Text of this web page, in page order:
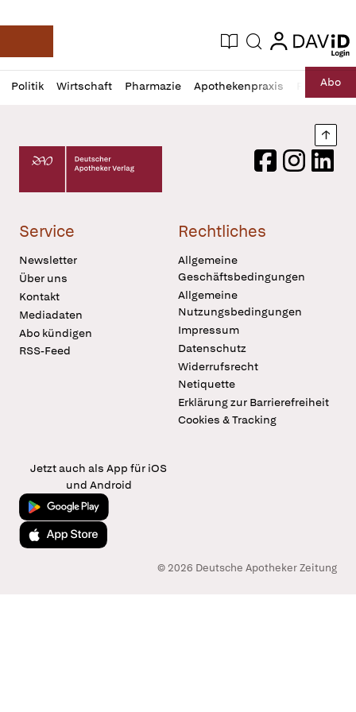
Deutsche Apotheker Zeitung
Aktuelle Ausgabe
Suche login
login
Politik Wirtschaft Pharmazie Apothekenpraxis RechtAbo
Profil
öffnen
Daz
Pur
Deutscher Apotheker Verlag Logo
FacebookInstagram
Service
Newsletter
Über uns
Kontakt
Mediadaten
Abo kündigen
RSS-Feed
Rechtliches
Allgemeine
Geschäftsbedingungen
Allgemeine
Nutzungsbedingungen
Impressum
Datenschutz
Widerrufsrecht
Netiquette
Erklärung zur Barrierefreiheit
Cookies & Tracking
Jetzt auch als App für iOS
und Android
Jetzt bei Google Play
Laden im App Store
© 2026 Deutsche Apotheker Zeitung